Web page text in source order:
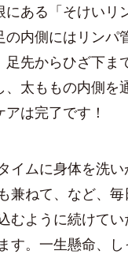
にある「そけいリ
の内側にはリンパ
足先からひざ下ま
、太ももの内側を
は完了です！
イムに身体を洗
兼ねて、など、
むように続けてい
す。一生懸命、